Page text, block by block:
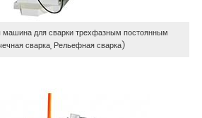
машина для сварки трехфазным постоянным
сварка, Рельефная сварка)